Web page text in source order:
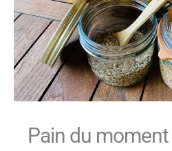
Pain du moment